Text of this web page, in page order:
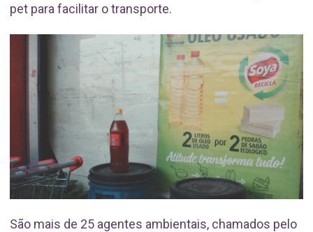
pet para facilitar o transporte.
São mais de 25 agentes ambientais, chamados pelo